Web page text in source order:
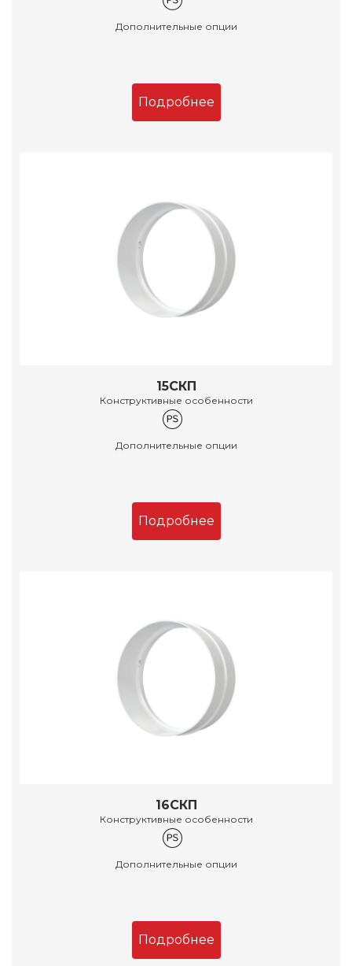
Дополнительные опции
Подробнее
15СКП
Конструктивные особенности
Дополнительные опции
Подробнее
16СКП
Конструктивные особенности
Дополнительные опции
Подробнее